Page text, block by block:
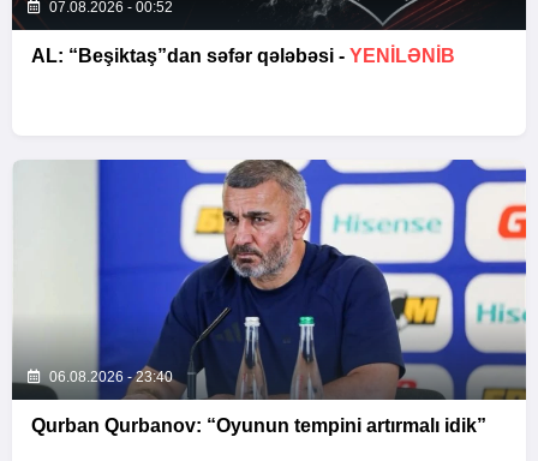
07.08.2026 - 00:52
AL: “Beşiktaş”dan səfər qələbəsi - YENİLƏNİB
06.08.2026 - 23:40
Qurban Qurbanov: “Oyunun tempini artırmalı idik”